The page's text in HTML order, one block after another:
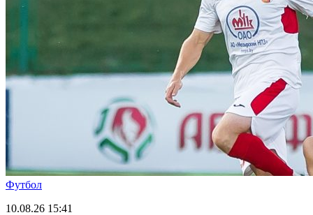
Футбол
10.08.26 15:41